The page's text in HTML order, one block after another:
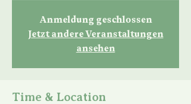
Anmeldung geschlossen
Jetzt andere Veranstaltungen
ansehen
Time & Location